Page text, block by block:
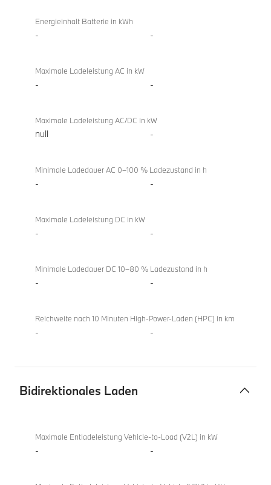
218d
Gran
Energieinhalt Batterie in kWh
- -
Maximale Ladeleistung AC in kW
- -
Maximale Ladeleistung AC/DC in kW
null -
Minimale Ladedauer AC 0–100 % Ladezustand in h
- -
Maximale Ladeleistung DC in kW
- -
Minimale Ladedauer DC 10–80 % Ladezustand in h
- -
Reichweite nach 10 Minuten High-Power-Laden (HPC) in km
- -
Bidirektionales Laden
Laden
218d
Gran
Maximale Entladeleistung Vehicle-to-Load (V2L) in kW
- -